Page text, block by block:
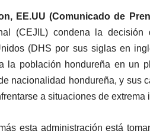
EE.UU (Comunicado de
(CEJIL) condena la
(DHS por sus siglas en
la población hondureña en un
nacionalidad hondureña, y sus
a situaciones de
esta administración está